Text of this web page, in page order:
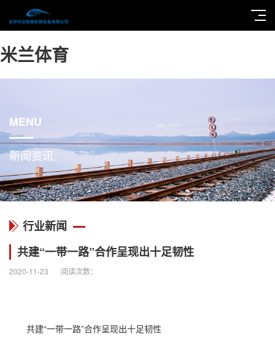
米兰体育
MENU
新闻资讯
行业新闻
共建“一带一路”合作呈现出十足韧性
2020-11-23 阅读次数：
共建“一带一路”合作呈现出十足韧性